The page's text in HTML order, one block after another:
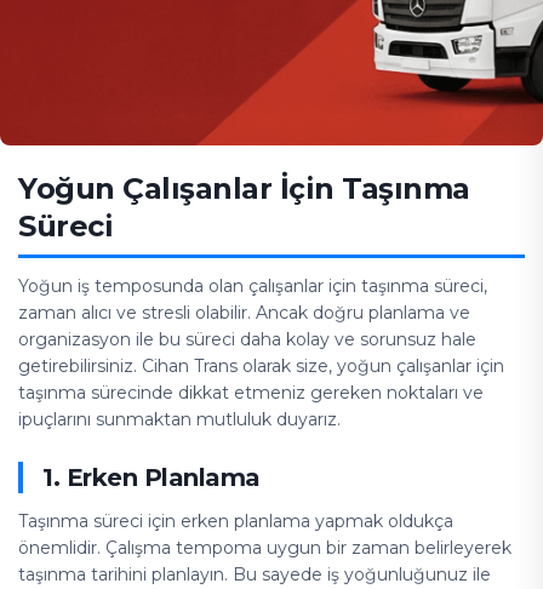
Yoğun Çalışanlar İçin Taşınma
Süreci
Yoğun iş temposunda olan çalışanlar için taşınma süreci,
zaman alıcı ve stresli olabilir. Ancak doğru planlama ve
organizasyon ile bu süreci daha kolay ve sorunsuz hale
getirebilirsiniz. Cihan Trans olarak size, yoğun çalışanlar için
taşınma sürecinde dikkat etmeniz gereken noktaları ve
ipuçlarını sunmaktan mutluluk duyarız.
1. Erken Planlama
Taşınma süreci için erken planlama yapmak oldukça
önemlidir. Çalışma tempoma uygun bir zaman belirleyerek
taşınma tarihini planlayın. Bu sayede iş yoğunluğunuz ile